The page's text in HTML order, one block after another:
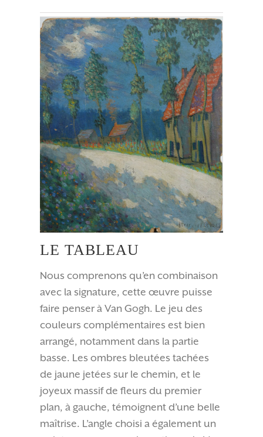
LE TABLEAU
Nous comprenons qu’en combinaison
avec la signature, cette œuvre puisse
faire penser à Van Gogh. Le jeu des
couleurs complémentaires est bien
arrangé, notamment dans la partie
basse. Les ombres bleutées tachées
de jaune jetées sur le chemin, et le
joyeux massif de fleurs du premier
plan, à gauche, témoignent d’une belle
maîtrise. L’angle choisi a également un